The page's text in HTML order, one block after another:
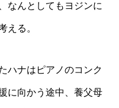
なんとしてもヨジンに
える。
ハナはピアノのコンク
に向かう途中、養父母